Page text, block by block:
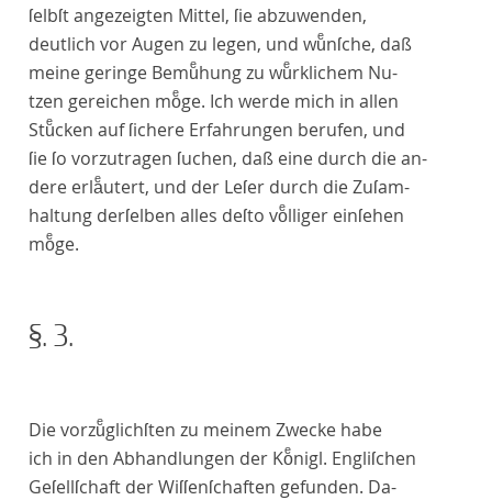
ſelbſt angezeigten Mittel, ſie abzuwenden,
deutlich vor Augen zu legen, und wuͤnſche, daß
meine geringe Bemuͤhung zu wuͤrklichem Nu-
tzen gereichen moͤge. Ich werde mich in allen
Stuͤcken auf ſichere Erfahrungen berufen, und
ſie ſo vorzutragen ſuchen, daß eine durch die an-
dere erlaͤutert, und der Leſer durch die Zuſam-
haltung derſelben alles deſto voͤlliger einſehen
moͤge.
§. 3.
Die vorzuͤglichſten zu meinem Zwecke habe
ich in den Abhandlungen der Koͤnigl. Engliſchen
Geſellſchaft der Wiſſenſchaften gefunden. Da-